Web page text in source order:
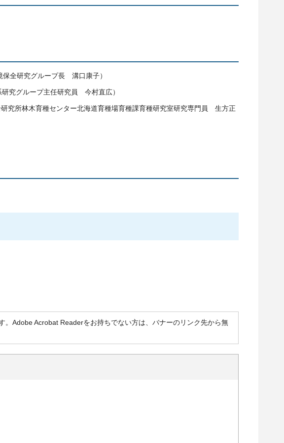
保全研究グループ長 溝口康子）
究グループ主任研究員 今村直広）
究所林木育種センター北海道育種場育種課育種研究室研究専門員 生方正
Adobe Acrobat Readerをお持ちでない方は、バナーのリンク先から無